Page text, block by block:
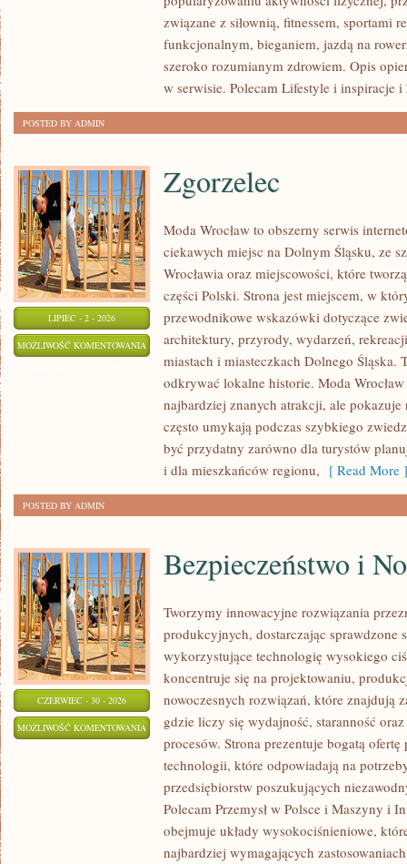
związane z siłownią, fitnessem, sportami
funkcjonalnym, bieganiem, jazdą na
szeroko rozumianym zdrowiem. Opis
w serwisie. Polecam Lifestyle i inspiracje i
POSTED BY ADMIN
LIPIEC - 2 - 2026
MOŻLIWOŚĆ KOMENTOWANIA ZGORZELEC
Zgorzelec
Moda Wrocław to obszerny serwis
ciekawych miejsc na Dolnym Śląsku, ze
Wrocławia oraz miejscowości, które
części Polski. Strona jest miejscem, w
przewodnikowe wskazówki dotyczące
architektury, przyrody, wydarzeń,
miastach i miasteczkach Dolnego Śląska.
odkrywać lokalne historie. Moda
najbardziej znanych atrakcji, ale
często umykają podczas szybkiego
być przydatny zarówno dla turystów
i dla mieszkańców regionu, [ Read More ]
POSTED BY ADMIN
CZERWIEC - 30 - 2026
MOŻLIWOŚĆ KOMENTOWANIA BEZPIECZEŃSTWO
NORMY
Bezpieczeństwo i
Tworzymy innowacyjne rozwiązania
produkcyjnych, dostarczając sprawdzone
wykorzystujące technologię wysokiego
koncentruje się na projektowaniu,
nowoczesnych rozwiązań, które znajdują
gdzie liczy się wydajność, staranność
procesów. Strona prezentuje bogatą ofertę
technologii, które odpowiadają na
przedsiębiorstw poszukujących
Polecam Przemysł w Polsce i Maszyny i
obejmuje układy wysokociśnieniowe,
najbardziej wymagających